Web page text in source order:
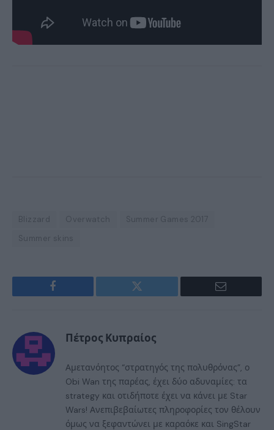
Blizzard Overwatch
Summer Games 2017
Summer skins
Facebook Twitter Email
Πέτρος Κυπραίος
Αμετανόητος “στρατηγός της πολυθρόνας”, ο
Obi Wan της παρέας, έχει δύο αδυναμίες: τα
strategy και οτιδήποτε έχει να κάνει με Star
Wars! Ανεπιβεβαίωτες πληροφορίες τον θέλουν
όμως να ξεφαντώνει με καραόκε και SingStar